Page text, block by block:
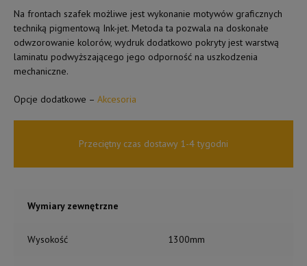
Na frontach szafek możliwe jest wykonanie motywów graficznych
techniką pigmentową Ink-jet. Metoda ta pozwala na doskonałe
odwzorowanie kolorów, wydruk dodatkowo pokryty jest warstwą
laminatu podwyższającego jego odporność na uszkodzenia
mechaniczne.
Opcje dodatkowe – Akcesoria
Przeciętny czas dostawy 1-4 tygodni
Wymiary zewnętrzne
Wysokość 1300mm